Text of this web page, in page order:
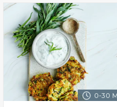
0-30